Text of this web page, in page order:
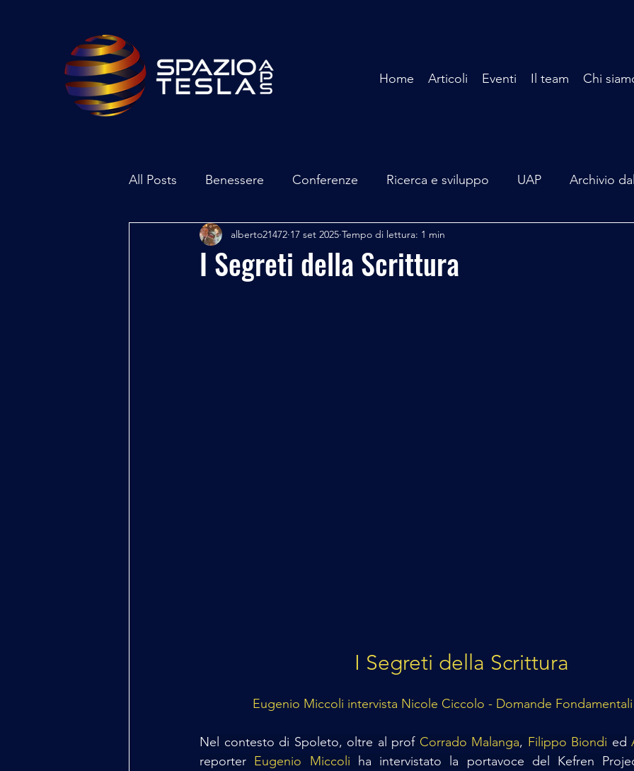
Home Articoli Eventi Il team Chi
All Posts Benessere Conferenze Ricerca e sviluppo UAP Archivio
Ambiente Inchieste - Interviste Mare Mediterraneo
I Segreti della Scrittura
alberto21472 17 set 2025 Tempo di lettura: 1 min
I Segreti della Scrittura
Eugenio Miccoli intervista Nicole Ciccolo - Domande Fondamentali
Nel contesto di Spoleto, oltre al prof Corrado Malanga, Filippo Biondi ed
reporter Eugenio Miccoli ha intervistato la portavoce del Kefren